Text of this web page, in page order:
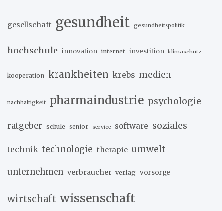
gesellschaft gesundheit gesundheitspolitik
hochschule innovation internet investition klimaschutz
kooperation krankheiten krebs medien
nachhaltigkeit pharmaindustrie psychologie
ratgeber schule senior service software soziales
technik technologie therapie umwelt
unternehmen verbraucher verlag vorsorge
wirtschaft wissenschaft